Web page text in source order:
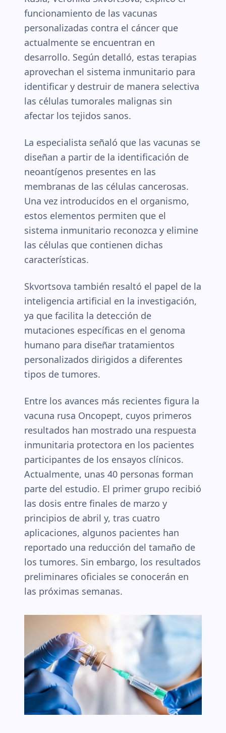
funcionamiento de las vacunas
personalizadas contra el cáncer que
actualmente se encuentran en
desarrollo. Según detalló, estas terapias
aprovechan el sistema inmunitario para
identificar y destruir de manera selectiva
las células tumorales malignas sin
afectar los tejidos sanos.
La especialista señaló que las vacunas se
diseñan a partir de la identificación de
neoantígenos presentes en las
membranas de las células cancerosas.
Una vez introducidos en el organismo,
estos elementos permiten que el
sistema inmunitario reconozca y elimine
las células que contienen dichas
características.
Skvortsova también resaltó el papel de la
inteligencia artificial en la investigación,
ya que facilita la detección de
mutaciones específicas en el genoma
humano para diseñar tratamientos
personalizados dirigidos a diferentes
tipos de tumores.
Entre los avances más recientes figura la
vacuna rusa Oncopept, cuyos primeros
resultados han mostrado una respuesta
inmunitaria protectora en los pacientes
participantes de los ensayos clínicos.
Actualmente, unas 40 personas forman
parte del estudio. El primer grupo recibió
las dosis entre finales de marzo y
principios de abril y, tras cuatro
aplicaciones, algunos pacientes han
reportado una reducción del tamaño de
los tumores. Sin embargo, los resultados
preliminares oficiales se conocerán en
las próximas semanas.